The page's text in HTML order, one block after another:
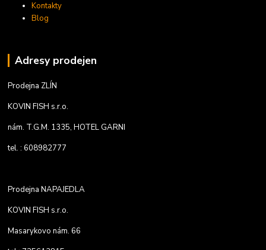
Kontakty
Blog
Adresy prodejen
Prodejna ZLÍN
KOVIN FISH s.r.o.
nám. T.G.M. 1335, HOTEL GARNI
tel. : 608982777
Prodejna NAPAJEDLA
KOVIN FISH s.r.o.
Masarykovo nám. 66